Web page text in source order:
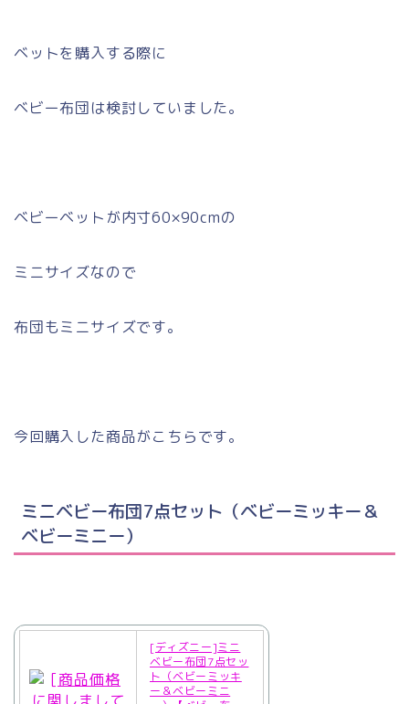
ベットを購入する際に
ベビー布団は検討していました。
ベビーベットが内寸60×90cmの
ミニサイズなので
布団もミニサイズです。
今回購入した商品がこちらです。
ミニベビー布団7点セット（ベビーミッキー＆
ベビーミニー）
[ディズニー]ミニ
ベビー布団7点セッ
ト（ベビーミッキ
ー＆ベビーミニ